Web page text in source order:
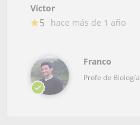
Víctor
5 hace más de 1 año
Franco
Profe de Biología